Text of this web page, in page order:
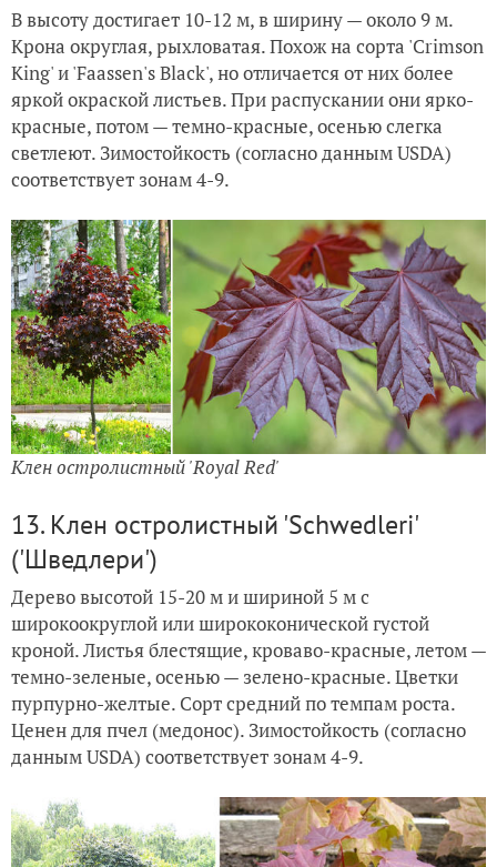
В высоту достигает 10-12 м, в ширину — около 9 м.
Крона округлая, рыхловатая. Похож на сорта 'Crimson
King' и 'Faassen's Black', но отличается от них более
яркой окраской листьев. При распускании они ярко-
красные, потом — темно-красные, осенью слегка
светлеют. Зимостойкость (согласно данным USDA)
соответствует зонам 4-9.
Клен остролистный 'Royal Red'
13. Клен остролистный 'Schwedleri'
('Шведлери')
Дерево высотой 15-20 м и шириной 5 м с
широкоокруглой или ширококонической густой
кроной. Листья блестящие, кроваво-красные, летом —
темно-зеленые, осенью — зелено-красные. Цветки
пурпурно-желтые. Сорт средний по темпам роста.
Ценен для пчел (медонос). Зимостойкость (согласно
данным USDA) соответствует зонам 4-9.